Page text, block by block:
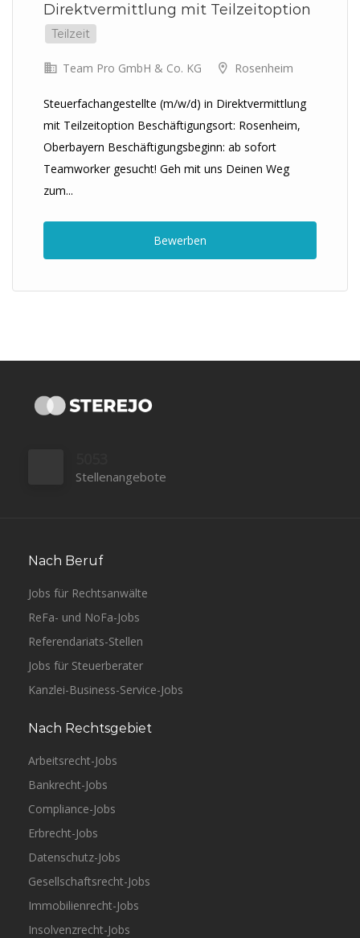
Direktvermittlung mit Teilzeitoption
Teilzeit
Team Pro GmbH & Co. KG Rosenheim
Steuerfachangestellte (m/w/d) in Direktvermittlung
mit Teilzeitoption Beschäftigungsort: Rosenheim,
Oberbayern Beschäftigungsbeginn: ab sofort
Teamworker gesucht! Geh mit uns Deinen Weg
zum...
Bewerben
Stellenangebote
Nach Beruf
Jobs für Rechtsanwälte
ReFa- und NoFa-Jobs
Referendariats-Stellen
Jobs für Steuerberater
Kanzlei-Business-Service-Jobs
Nach Rechtsgebiet
Arbeitsrecht-Jobs
Bankrecht-Jobs
Compliance-Jobs
Erbrecht-Jobs
Datenschutz-Jobs
Gesellschaftsrecht-Jobs
Immobilienrecht-Jobs
Insolvenzrecht-Jobs